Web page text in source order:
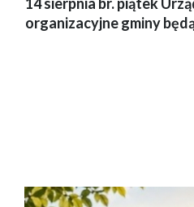
organizacyjne gminy